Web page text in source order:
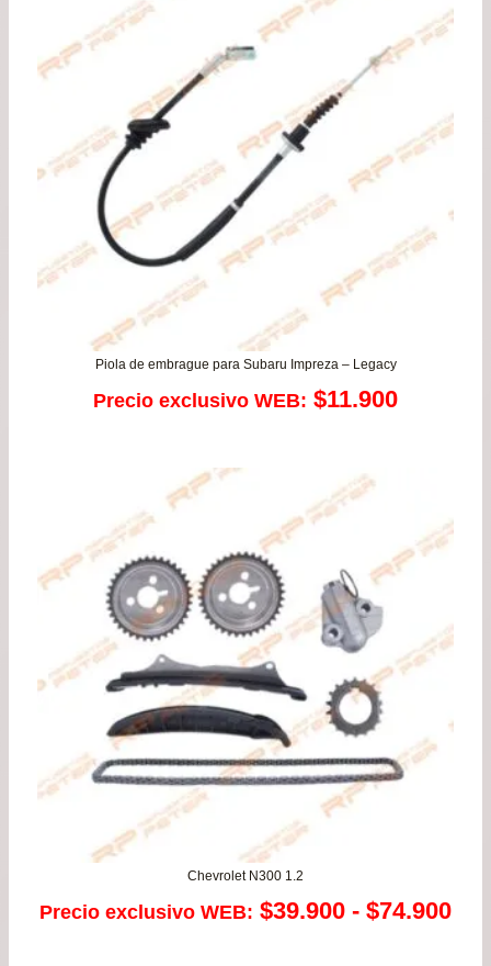
$39.900.
Piola de embrague para Subaru Impreza – Legacy
Precio exclusivo WEB: $11.900
Chevrolet N300 1.2
Precio exclusivo WEB: $39.900 - $74.900